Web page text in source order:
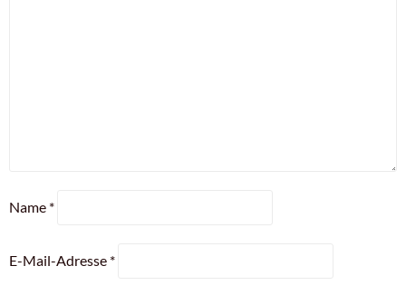
Name *
E-Mail-Adresse *